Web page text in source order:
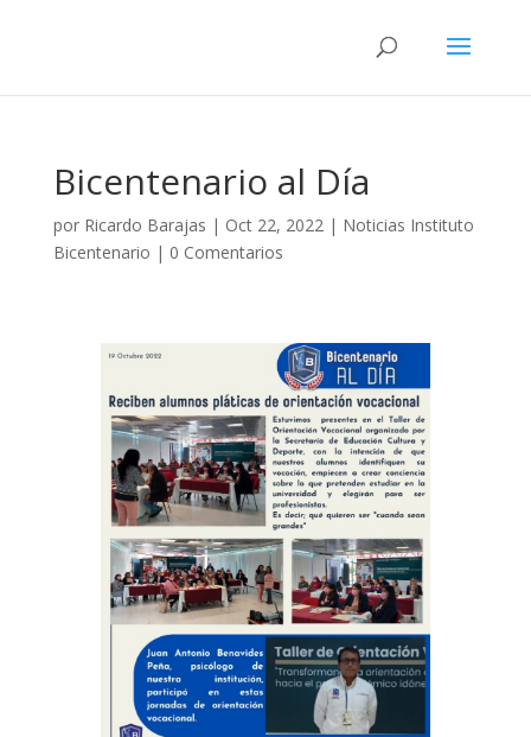
Bicentenario al Día
por Ricardo Barajas | Oct 22, 2022| Noticias Instituto
Bicentenario | 0 Comentarios